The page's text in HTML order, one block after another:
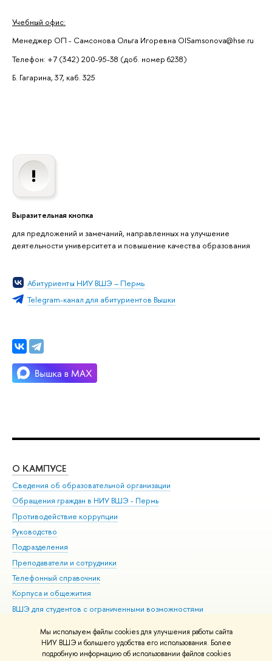
Мы используем файлы cookies для улучшения работы сайта
НИУ ВШЭ и большего удобства его использования. Более
подробную информацию об использовании файлов cookies
Учебный офис:
Менеджер ОП - Самсонова Ольга Игоревна OISamsonova@hse.ru
Телефон: +7 (342) 200-95-38 (доб. номер 6238)
Б. Гагарина, 37, каб. 325
Выразительная кнопка
для предложений и замечаний, направленных на улучшение
деятельности университета и повышение качества образования
Абитуриенты НИУ ВШЭ – Пермь
Telegram-канал для абитуриентов Вышки
О КАМПУСЕ
Сведения об образовательной организации
Обращения граждан в НИУ ВШЭ - Пермь
Противодействие коррупции
Руководство
Подразделения
Преподаватели и сотрудники
Телефонный справочник
Корпуса и общежития
ВШЭ для студентов с ограниченными возможностями
Единая платежная страница